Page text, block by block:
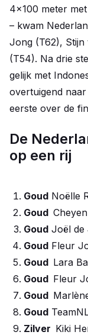
4x100 meter
– kwam
Jong (T62),
(T54). Na drie
gelijk met
overtuigend
eerste over de
De
op een rij
Goud Noëlle
Goud
Goud Joël de
Goud Fleur
Goud Lara
Goud Fleur
Goud
Goud
Zilver Kiki